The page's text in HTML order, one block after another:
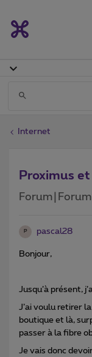
Internet
Proximus
P pascal28
Bonjour,
Jusqu’à présent,
J’ai voulu retirer
boutique et là,
passer à la fibre
Je vais donc